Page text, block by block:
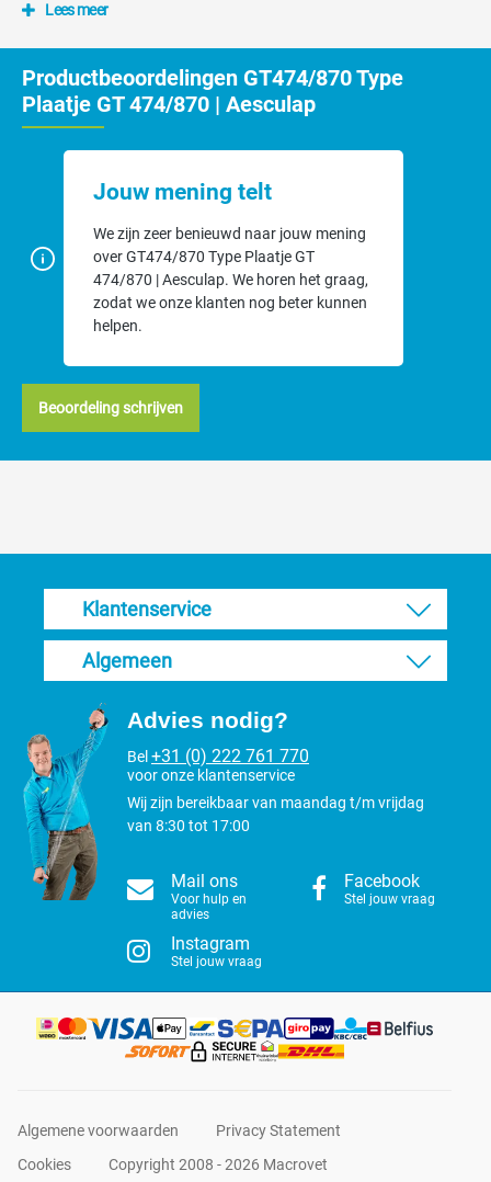
Lees meer
Productbeoordelingen GT474/870 Type
Plaatje GT 474/870 | Aesculap
Jouw mening telt
We zijn zeer benieuwd naar jouw mening
over GT474/870 Type Plaatje GT
474/870 | Aesculap. We horen het graag,
zodat we onze klanten nog beter kunnen
helpen.
Beoordeling schrijven
Klantenservice
Algemeen
Advies nodig?
Bel +31 (0) 222 761 770
voor onze klantenservice
Wij zijn bereikbaar van maandag t/m vrijdag
van 8:30 tot 17:00
Mail ons
Voor hulp en
advies
Facebook
Stel jouw vraag
Instagram
Stel jouw vraag
Algemene voorwaarden
Privacy Statement
Cookies
Copyright 2008 - 2026 Macrovet